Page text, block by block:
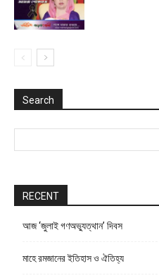
Search
RECENT
আজ ‘জুলাই গণঅভ্যুত্থান’ দিবস
মাহে রমজানের ইতিহাস ও ঐতিহ্য